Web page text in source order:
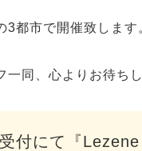
都市で開催致します
同、心よりお待ち
付にて『